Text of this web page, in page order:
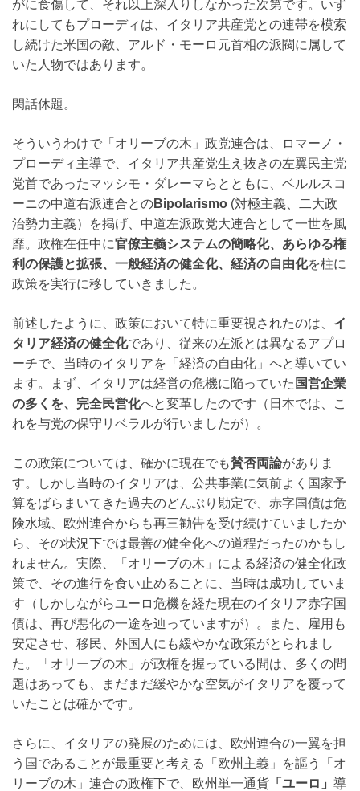
がに食傷して、それ以上深入りしなかった次第です。いず
れにしてもプローディは、イタリア共産党との連帯を模索
し続けた米国の敵、アルド・モーロ元首相の派閥に属して
いた人物ではあります。
閑話休題。
そういうわけで「オリーブの木」政党連合は、ロマーノ・
プローディ主導で、イタリア共産党生え抜きの左翼民主党
党首であったマッシモ・ダレーマらとともに、ベルルスコ
ーニの中道右派連合とのBipolarismo (対極主義、二大政
治勢力主義）を掲げ、中道左派政党大連合として一世を風
靡。政権在任中に官僚主義システムの簡略化、あらゆる権
利の保護と拡張、一般経済の健全化、経済の自由化を柱に
政策を実行に移していきました。
前述したように、政策において特に重要視されたのは、 イ
タリア経済の健全化であり、従来の左派とは異なるアプロ
ーチで、当時のイタリアを「経済の自由化」へと導いてい
ます。まず、イタリアは経営の危機に陥っていた 国営企業
の多くを、完全民営化へと変革したのです（日本では、こ
れを与党の保守リベラルが行いましたが）。
この政策については、確かに現在でも賛否両論がありま
す。しかし当時のイタリアは、公共事業に気前よく国家予
算をばらまいてきた過去のどんぶり勘定で、赤字国債は危
険水域、欧州連合からも再三勧告を受け続けていましたか
ら、その状況下では最善の健全化への道程だったのかもし
れません。実際、「オリーブの木」による経済の健全化政
策で、その進行を食い止めることに、当時は成功していま
す（しかしながらユーロ危機を経た現在のイタリア赤字国
債は、再び悪化の一途を辿っていますが）。また、雇用も
安定させ、移民、外国人にも緩やかな政策がとられまし
た。「オリーブの木」が政権を握っている間は、多くの問
題はあっても、まだまだ緩やかな空気がイタリアを覆って
いたことは確かです。
さらに、イタリアの発展のためには、欧州連合の一翼を担
う国であることが最重要と考える「欧州主義」を謳う「オ
リーブの木」連合の政権下で、欧州単一通貨 「ユーロ」 導